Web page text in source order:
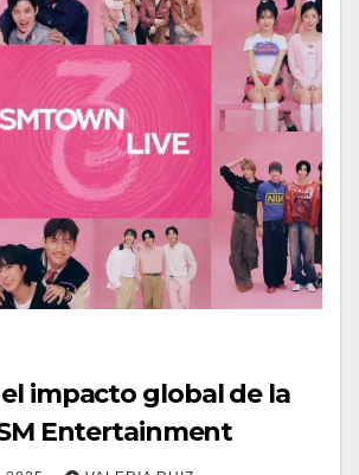
el impacto global de la
Entertainment